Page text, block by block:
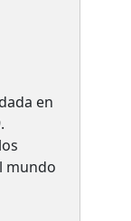
en
mundo